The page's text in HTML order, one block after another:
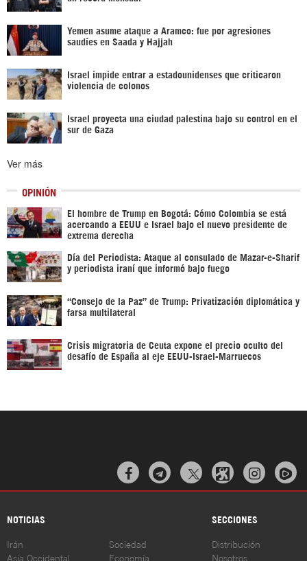
Yemen asume ataque a Aramco: fue por agresiones
saudíes en Saada y Hajjah
Israel impide entrar a estadounidenses que criticaron
violencia de colonos
Israel proyecta una ciudad palestina bajo su control en el
sur de Gaza
Ver más
OPINIÓN
El hombre de Trump en Bogotá: Cómo Colombia se está
acercando a EEUU e Israel bajo el nuevo presidente de
extrema derecha
Día del Periodista: Ataque al consulado de Mazar-e-Sharif
y periodista iraní que informó bajo fuego
“Consejo de la Paz” de Trump: Privatización diplomática y
farsa multilateral
Crisis migratoria de Ceuta expone el precio oculto del
desafío de España al eje EEUU-Israel-Marruecos
  
NOTICIAS SECCIONES
Irán
Asia Occidental
Sociedad
Economía
Distribución
Nosotros